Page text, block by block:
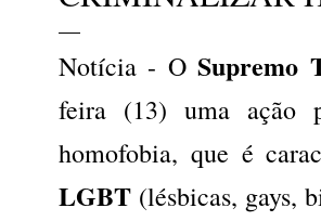
Notícia - OSupremo
feira (13) uma ação
homofobia, que é
LGBT (lésbicas, gays,